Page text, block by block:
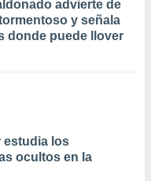
advierte de
y señala
donde puede llover
estudia los
ocultos en la